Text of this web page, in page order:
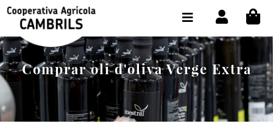
Comprar oli d'oliva Verge Extra
BOTIGA COMPRA ONLINE
LA COOPERATIVA
OLEOTOUR
PRODUCTES